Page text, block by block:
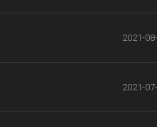
2021-
2021-